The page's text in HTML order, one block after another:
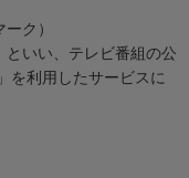
ク）
といい、テレビ番組の公
を利用したサービスに